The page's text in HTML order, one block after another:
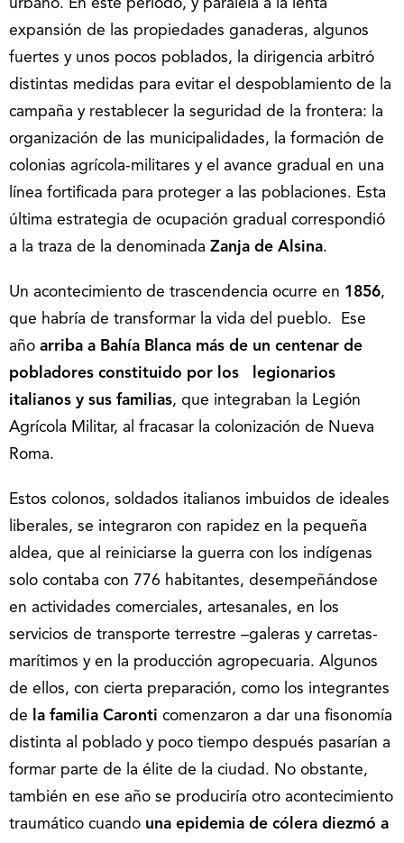
urbano. En este período, y paralela a la lenta
expansión de las propiedades ganaderas, algunos
fuertes y unos pocos poblados, la dirigencia arbitró
distintas medidas para evitar el despoblamiento de la
campaña y restablecer la seguridad de la frontera: la
organización de las municipalidades, la formación de
colonias agrícola-militares y el avance gradual en una
línea fortificada para proteger a las poblaciones. Esta
última estrategia de ocupación gradual correspondió
a la traza de la denominada Zanja de Alsina.
Un acontecimiento de trascendencia ocurre en 1856,
que habría de transformar la vida del pueblo. Ese
año arriba a Bahía Blanca más de un centenar de
pobladores constituido por los legionarios
italianos y sus familias, que integraban la Legión
Agrícola Militar, al fracasar la colonización de Nueva
Roma.
Estos colonos, soldados italianos imbuidos de ideales
liberales, se integraron con rapidez en la pequeña
aldea, que al reiniciarse la guerra con los indígenas
solo contaba con 776 habitantes, desempeñándose
en actividades comerciales, artesanales, en los
servicios de transporte terrestre –galeras y carretas-
marítimos y en la producción agropecuaria. Algunos
de ellos, con cierta preparación, como los integrantes
de
la familia Caronti comenzaron a dar una fisonomía
distinta al poblado y poco tiempo después pasarían a
formar parte de la élite de la ciudad. No obstante,
también en ese año se produciría otro acontecimiento
traumático cuando una epidemia de cólera diezmó a